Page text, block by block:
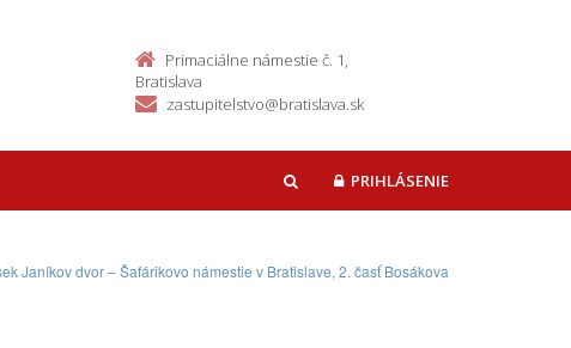
Primaciálne námestie č. 1,
Bratislava
zastupitelstvo@bratislava.sk
HĽADAŤPRIHLÁSENIE
Janíkov dvor – Šafárikovo námestie v Bratislave, 2. časť Bosákova